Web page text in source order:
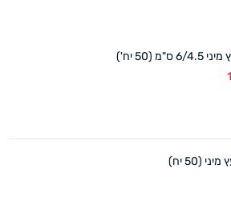
ס"מ (50 יח')
(50 יח)